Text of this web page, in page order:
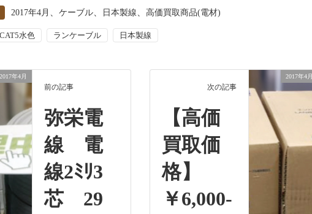
2017年4月 、ケーブル、 日本製線 、高価買取商品(電材)
CAT5水色 ランケーブル 日本製線
2017年4月
前の記事
弥栄電
線 電
線2ﾐﾘ3
芯 29
2017年4月
次の記事
【高価
買取価
格】
￥6,000-